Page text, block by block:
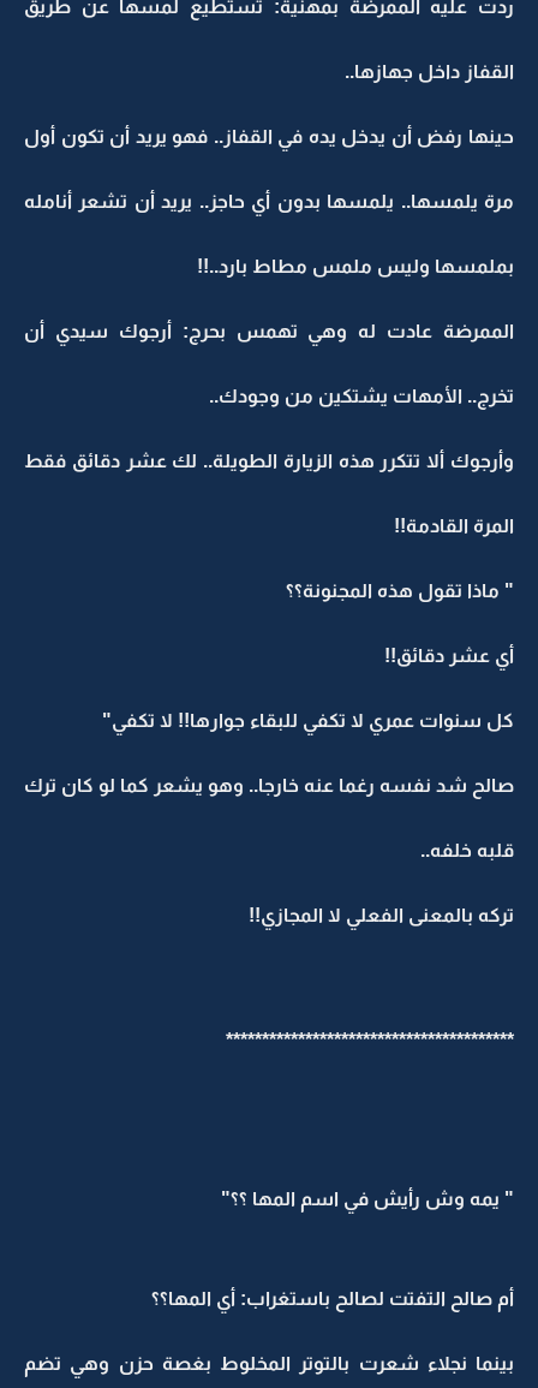
ردت عليه الممرضة بمهنية: تستطيع لمسها عن طريق
القفاز داخل جهازها..
حينها رفض أن يدخل يده في القفاز.. فهو يريد أن تكون أول
مرة يلمسها.. يلمسها بدون أي حاجز.. يريد أن تشعر أنامله
بملمسها وليس ملمس مطاط بارد..!!
الممرضة عادت له وهي تهمس بحرج: أرجوك سيدي أن
تخرج.. الأمهات يشتكين من وجودك..
وأرجوك ألا تتكرر هذه الزيارة الطويلة.. لك عشر دقائق فقط
المرة القادمة!!
" ماذا تقول هذه المجنونة؟؟
أي عشر دقائق!!
كل سنوات عمري لا تكفي للبقاء جوارها!! لا تكفي"
صالح شد نفسه رغما عنه خارجا.. وهو يشعر كما لو كان ترك
قلبه خلفه..
تركه بالمعنى الفعلي لا المجازي!!
****************************************
" يمه وش رأيش في اسم المها ؟؟"
أم صالح التفتت لصالح باستغراب: أي المها؟؟
بينما نجلاء شعرت بالتوتر المخلوط بغصة حزن وهي تضم